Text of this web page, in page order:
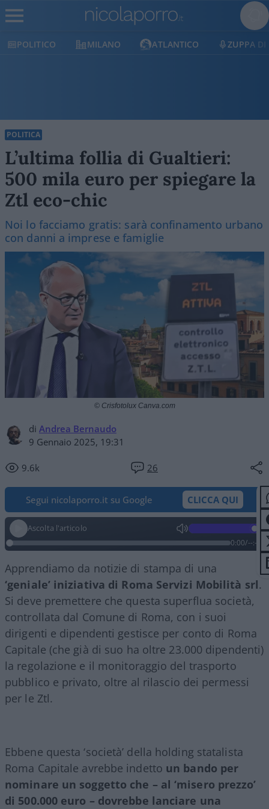
POLITICO MILANO ATLANTICO ZUPPA DI
POLITICA
L’ultima follia di Gualtieri:
500 mila euro per spiegare la
Ztl eco-chic
Noi lo facciamo gratis: sarà confinamento urbano
con danni a imprese e famiglie
di Andrea Bernaudo
9 Gennaio 2025, 19:31
9.6k 26
© Crisfotolux Canva.com
Segui nicolaporro.it su Google CLICCA QUI
Ascolta l'articolo
0:00/--:--
Apprendiamo da notizie di stampa di una
‘geniale’ iniziativa di Roma Servizi Mobilità srl.
Si deve premettere che questa superflua società,
controllata dal Comune di Roma, con i suoi
dirigenti e dipendenti gestisce per conto di Roma
Capitale (che già di suo ha oltre 23.000 dipendenti)
la regolazione e il monitoraggio del trasporto
pubblico e privato, oltre al rilascio dei permessi
per le Ztl.
Ebbene questa ‘società’ della holding statalista
Roma Capitale avrebbe indetto un bando per
nominare un soggetto che – al ‘misero prezzo’
di 500.000 euro – dovrebbe lanciare una